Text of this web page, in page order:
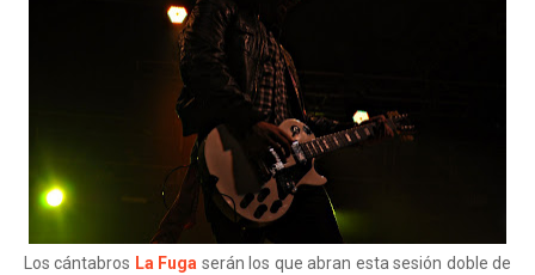
Los cántabros La Fuga serán los que abran esta sesión doble de